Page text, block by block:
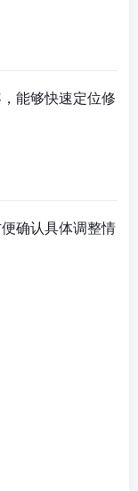
能够快速定位修
确认具体调整情